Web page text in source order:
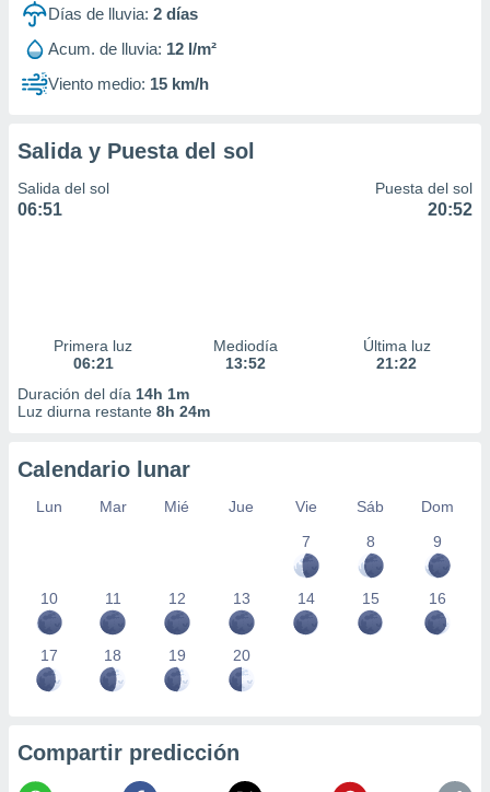
Días de lluvia: 2 días
Acum. de lluvia: 12 l/m²
Viento medio: 15 km/h
Salida y Puesta del sol
Salida del sol
06:51
Puesta del sol
20:52
Primera luz
06:21
Mediodía
13:52
Última luz
21:22
Duración del día 14h 1m
Luz diurna restante 8h 24m
Calendario lunar
Lun Mar Mié Jue Vie Sáb
Dom
7
8 9
10 11 12 13 14 15 16
17 18 19 20
Compartir predicción